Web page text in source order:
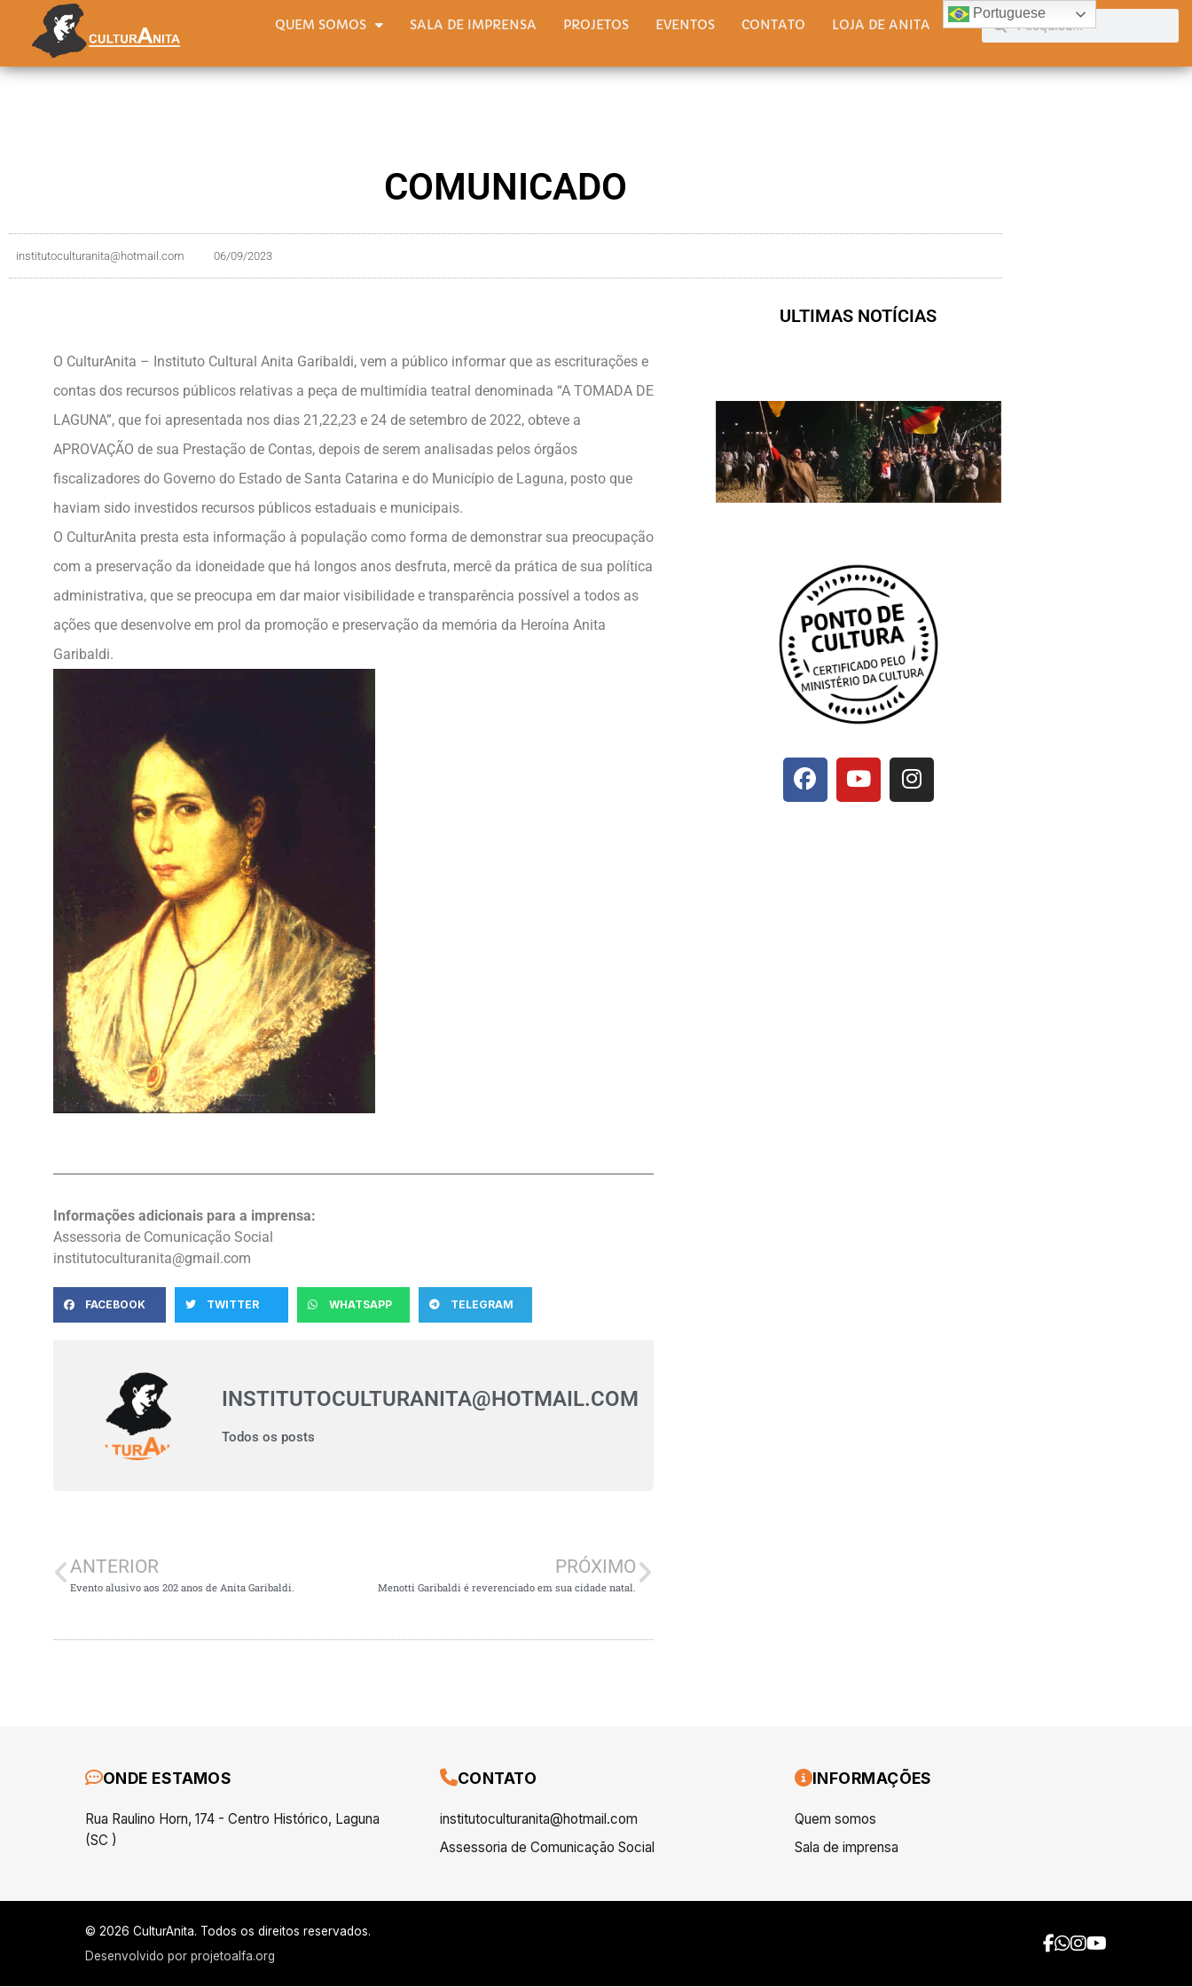
QUEM SOMOS SALA DE IMPRENSA PROJETOS EVENTOS CONTATO LOJA DE ANITA
COMUNICADO
institutoculturanita@hotmail.com 06/09/2023
O CulturAnita – Instituto Cultural Anita Garibaldi, vem a público informar que as escriturações e
contas dos recursos públicos relativas a peça de multimídia teatral denominada “A TOMADA DE
LAGUNA”, que foi apresentada nos dias 21,22,23 e 24 de setembro de 2022, obteve a
APROVAÇÃO de sua Prestação de Contas, depois de serem analisadas pelos órgãos
fiscalizadores do Governo do Estado de Santa Catarina e do Município de Laguna, posto que
haviam sido investidos recursos públicos estaduais e municipais.
O CulturAnita presta esta informação à população como forma de demonstrar sua preocupação
com a preservação da idoneidade que há longos anos desfruta, mercê da prática de sua política
administrativa, que se preocupa em dar maior visibilidade e transparência possível a todos as
ações que desenvolve em prol da promoção e preservação da memória da Heroína Anita
Garibaldi.
Informações adicionais para a imprensa:
Assessoria de Comunicação Social
institutoculturanita@gmail.com
FACEBOOK TWITTER WHATSAPP TELEGRAM
INSTITUTOCULTURANITA@HOTMAIL.COM
Todos os posts
ANTERIOR
Evento alusivo aos 202 anos de Anita Garibaldi.
PRÓXIMO
Menotti Garibaldi é reverenciado em sua cidade natal.
ULTIMAS NOTÍCIAS
ONDE ESTAMOS
Rua Raulino Horn, 174 - Centro Histórico, Laguna
(SC )
CONTATO
institutoculturanita@hotmail.com
Assessoria de Comunicação Social
INFORMAÇÕES
Quem somos
Sala de imprensa
© 2026 CulturAnita. Todos os direitos reservados.
Desenvolvido por projetoalfa.org
Portuguese